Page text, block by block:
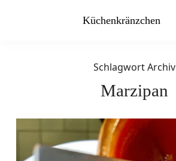
Küchenkränzchen
Schlagwort Archiv
Marzipan